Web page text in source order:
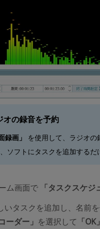
オの録音を予約
録画」
を使用して、ラジオ
ソフトにタスクを追加する
ム画面で 「タスクスケジ
いタスクを追加し、名前
ーダー」 を選択して 「OK」